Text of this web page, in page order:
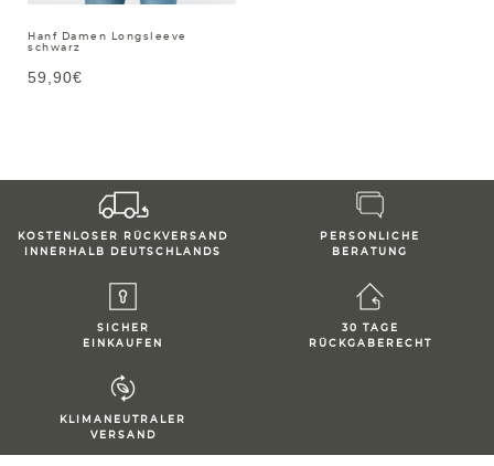
Hanf Damen Longsleeve
schwarz
59,90€
KOSTENLOSER RÜCKVERSAND
INNERHALB DEUTSCHLANDS
PERSONLICHE
BERATUNG
SICHER
EINKAUFEN
30 TAGE
RÜCKGABERECHT
KLIMANEUTRALER
VERSAND